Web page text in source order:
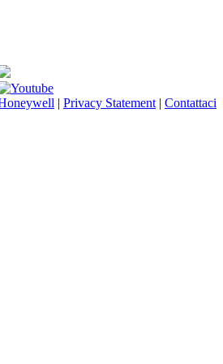
| Privacy Statement | Contattaci